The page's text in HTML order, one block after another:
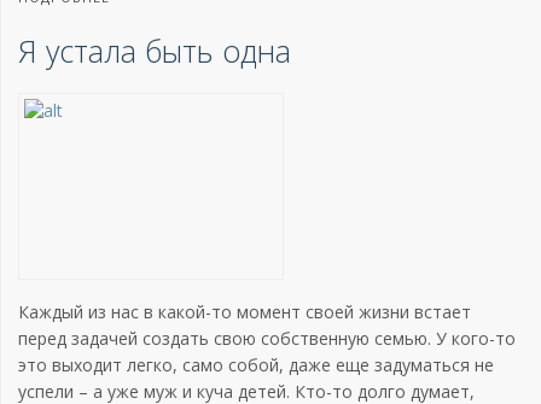
Я устала быть одна
Каждый из нас в какой-то момент своей жизни встает
перед задачей создать свою собственную семью. У кого-то
это выходит легко, само собой, даже еще задуматься не
успели – а уже муж и куча детей. Кто-то долго думает,